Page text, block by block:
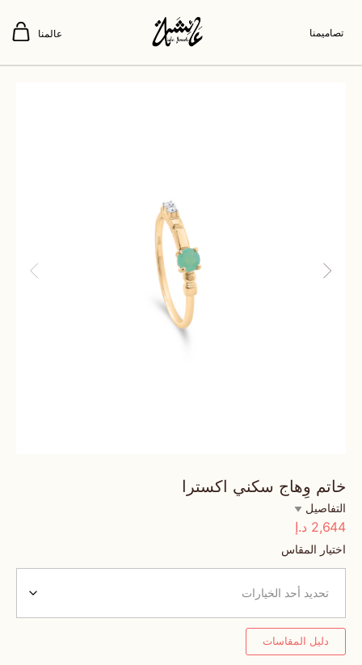
تصاميمنا عالمنا
خاتم وِهاج سكني اكسترا
التفاصيل
2,644 د.إ
اختيار المقاس
دليل المقاسات